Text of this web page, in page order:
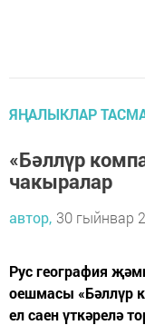
ЯҢАЛЫКЛАР
«Бәллүр
чакыралар
автор, 30 гыйнвар
Рус география
оешмасы «Бәллүр
ел саен үткәрелә